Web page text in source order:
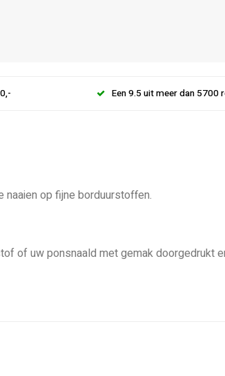
Een 9.5 uit meer dan 5700
naaien op fijne borduurstoffen.
of uw ponsnaald met gemak doorgedrukt